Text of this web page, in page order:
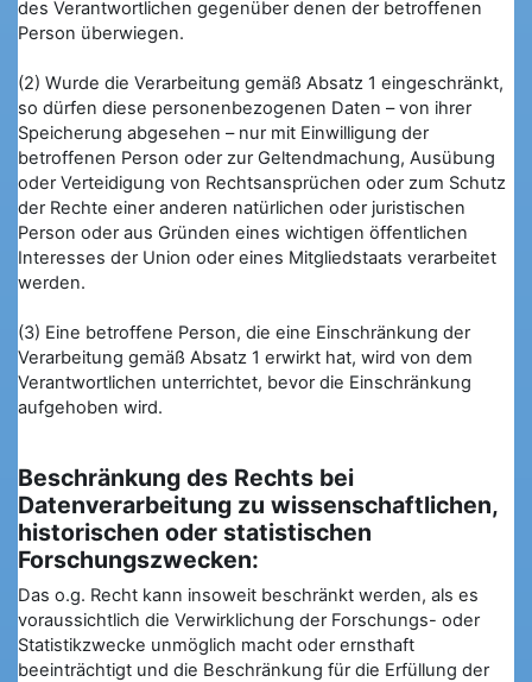
des Verantwortlichen gegenüber denen der betroffenen
Person überwiegen.
(2) Wurde die Verarbeitung gemäß Absatz 1 eingeschränkt,
so dürfen diese personenbezogenen Daten – von ihrer
Speicherung abgesehen – nur mit Einwilligung der
betroffenen Person oder zur Geltendmachung, Ausübung
oder Verteidigung von Rechtsansprüchen oder zum Schutz
der Rechte einer anderen natürlichen oder juristischen
Person oder aus Gründen eines wichtigen öffentlichen
Interesses der Union oder eines Mitgliedstaats verarbeitet
werden.
(3) Eine betroffene Person, die eine Einschränkung der
Verarbeitung gemäß Absatz 1 erwirkt hat, wird von dem
Verantwortlichen unterrichtet, bevor die Einschränkung
aufgehoben wird.
Beschränkung des Rechts bei
Datenverarbeitung zu wissenschaftlichen,
historischen oder statistischen
Forschungszwecken:
Das o.g. Recht kann insoweit beschränkt werden, als es
voraussichtlich die Verwirklichung der Forschungs- oder
Statistikzwecke unmöglich macht oder ernsthaft
beeinträchtigt und die Beschränkung für die Erfüllung der